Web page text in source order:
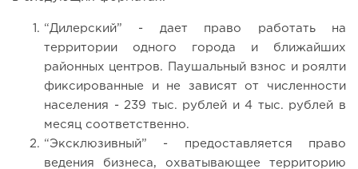
“Дилерский” - дает право работать на
территории одного города и ближайших
районных центров. Паушальный взнос и роялти
фиксированные и не зависят от численности
населения - 239 тыс. рублей и 4 тыс. рублей в
месяц соответственно.
“Эксклюзивный” - предоставляется право
ведения бизнеса, охватывающее территорию